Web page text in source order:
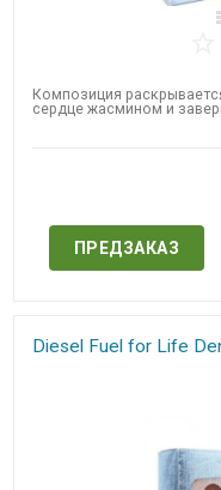
Композиция
сердце жасмином и
ПРЕДЗАКАЗ
Diesel Fuel for Life